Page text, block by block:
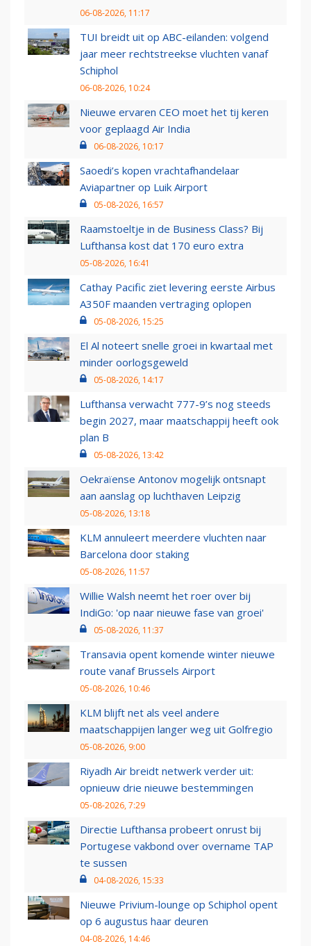
06-08-2026, 11:17
TUI breidt uit op ABC-eilanden: volgend
jaar meer rechtstreekse vluchten vanaf
Schiphol
06-08-2026, 10:24
Nieuwe ervaren CEO moet het tij keren
voor geplaagd Air India
06-08-2026, 10:17
Saoedi’s kopen vrachtafhandelaar
Aviapartner op Luik Airport
05-08-2026, 16:57
Raamstoeltje in de Business Class? Bij
Lufthansa kost dat 170 euro extra
05-08-2026, 16:41
Cathay Pacific ziet levering eerste Airbus
A350F maanden vertraging oplopen
05-08-2026, 15:25
El Al noteert snelle groei in kwartaal met
minder oorlogsgeweld
05-08-2026, 14:17
Lufthansa verwacht 777-9’s nog steeds
begin 2027, maar maatschappij heeft ook
plan B
05-08-2026, 13:42
Oekraïense Antonov mogelijk ontsnapt
aan aanslag op luchthaven Leipzig
05-08-2026, 13:18
KLM annuleert meerdere vluchten naar
Barcelona door staking
05-08-2026, 11:57
Willie Walsh neemt het roer over bij
IndiGo: 'op naar nieuwe fase van groei'
05-08-2026, 11:37
Transavia opent komende winter nieuwe
route vanaf Brussels Airport
05-08-2026, 10:46
KLM blijft net als veel andere
maatschappijen langer weg uit Golfregio
05-08-2026, 9:00
Riyadh Air breidt netwerk verder uit:
opnieuw drie nieuwe bestemmingen
05-08-2026, 7:29
Directie Lufthansa probeert onrust bij
Portugese vakbond over overname TAP
te sussen
04-08-2026, 15:33
Nieuwe Privium-lounge op Schiphol opent
op 6 augustus haar deuren
04-08-2026, 14:46